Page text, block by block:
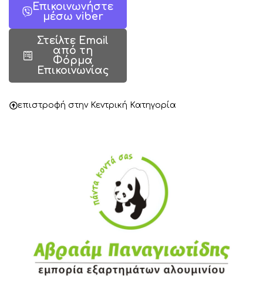
Επικοινωνήστε
μέσω viber
Στείλτε Email
από τη
Φόρμα
Επικοινωνίας
επιστροφή στην Κεντρική Κατηγορία